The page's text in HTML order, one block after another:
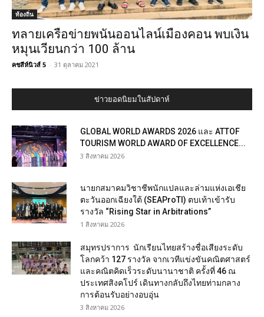
ท้องถิ่น
ทลายเครือข่ายพนันออนไลน์เมืองคอน พบเงิน
หมุนเวียนกว่า 100 ล้าน
คชสีห์นิวส์ 5 - 31 ตุลาคม 2021
ข่าวยอดนิยมในสัปดาห์
GLOBAL WORLD AWARDS 2026 และ ATTOF
TOURISM WORLD AWARD OF EXCELLENCE...
3 สิงหาคม 2026
นายกสมาคมวิชาชีพนักแปลและล่ามแห่งเอเชีย
ตะวันออกเฉียงใต้ (SEAProTI) ตบเท้าเข้ารับ
รางวัล “Rising Star in Arbitrations”
1 สิงหาคม 2026
สมุทรปราการ นักเรียนไทยสร้างชื่อเสียงระดับ
โลกคว้า 127 รางวัล จากเวทีแข่งขันคณิตศาสตร์
และคณิตคิดเร็วระดับนานาชาติ ครั้งที่ 46 ณ
ประเทศสิงคโปร์ เดินทางกลับถึงไทยท่ามกลาง
การต้อนรับอย่างอบอุ่น
3 สิงหาคม 2026